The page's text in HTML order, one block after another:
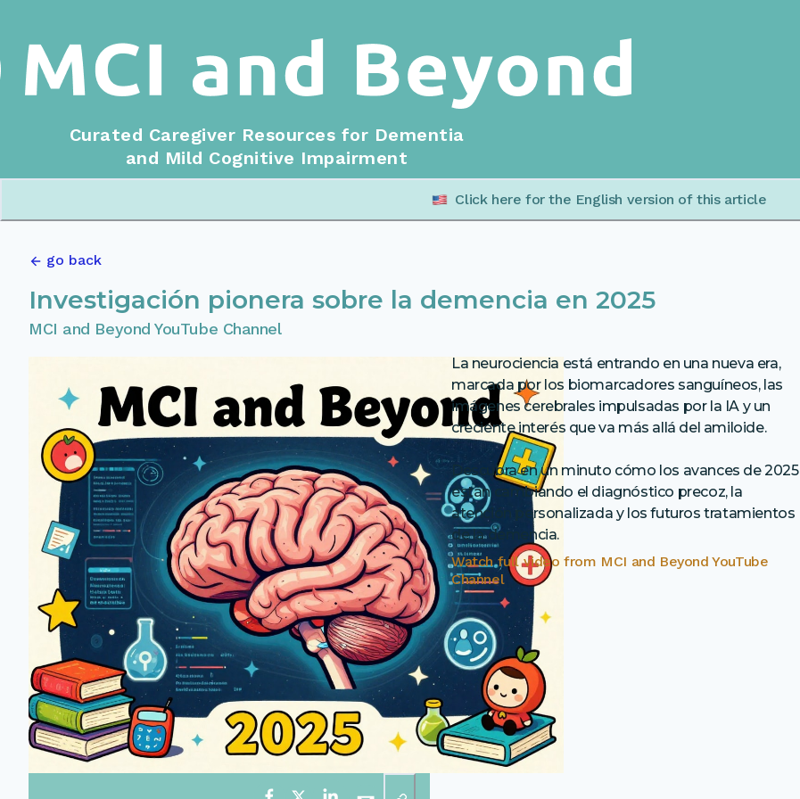
Curated Caregiver Resources for Dementia
and Mild Cognitive Impairment
Click here for the English version of this article
go back
Investigación pionera sobre la demencia en 2025
MCI and Beyond YouTube Channel
La neurociencia está entrando en una nueva era,
marcada por los biomarcadores sanguíneos, las
imágenes cerebrales impulsadas por la IA y un
creciente interés que va más allá del amiloide.
Descubra en un minuto cómo los avances de 2025
están cambiando el diagnóstico precoz, la
atención personalizada y los futuros tratamientos
de la demencia.
Watch full video from MCI and Beyond YouTube
Channel